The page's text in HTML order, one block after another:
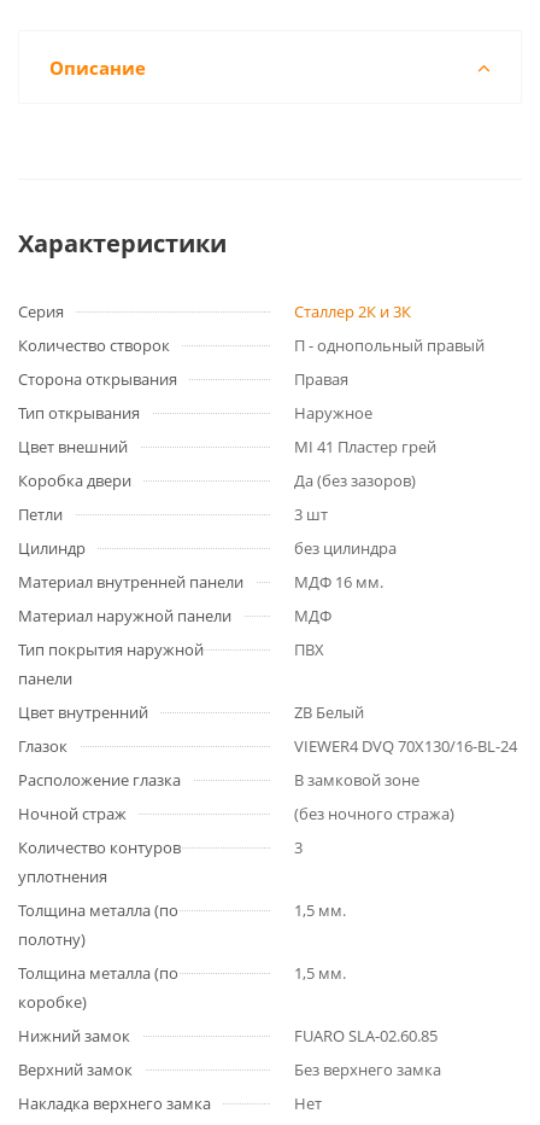
Описание
Характеристики
Серия
Сталлер 2К и 3К
Количество створок
П - однопольный правый
Сторона открывания
Правая
Тип открывания
Наружное
Цвет внешний
MI 41 Пластер грей
Коробка двери
Да (без зазоров)
Петли
3 шт
Цилиндр
без цилиндра
Материал внутренней панели
МДФ 16 мм.
Материал наружной панели
МДФ
Тип покрытия наружной
панели
ПВХ
Цвет внутренний
ZB Белый
Глазок
VIEWER4 DVQ 70X130/16-BL-24
Расположение глазка
В замковой зоне
Ночной страж
(без ночного стража)
Количество контуров
уплотнения
3
Толщина металла (по
полотну)
1,5 мм.
Толщина металла (по
коробке)
1,5 мм.
Нижний замок
FUARO SLA-02.60.85
Верхний замок
Без верхнего замка
Накладка верхнего замка
Нет